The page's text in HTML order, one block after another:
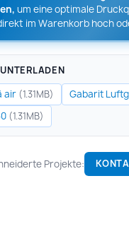
um eine optimale
im Warenkorb hoch
air (1.31MB) Gabarit
(1.31MB)
Projekte: